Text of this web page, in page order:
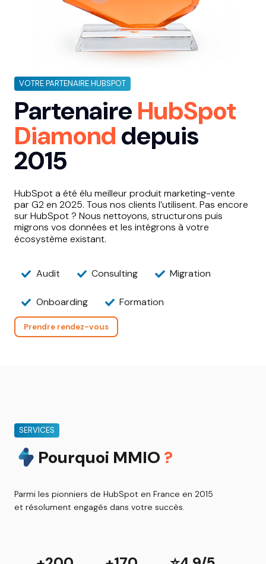
VOTRE PARTENAIRE HUBSPOT
Partenaire HubSpot
Diamond depuis
2015
HubSpot a été élu meilleur produit marketing-vente
par G2 en 2025. Tous nos clients l’utilisent. Pas encore
sur HubSpot ? Nous nettoyons, structurons puis
migrons vos données et les intégrons à votre
écosystème existant.
Audit Consulting Migration
Onboarding Formation
Prendre rendez-vous
SERVICES
Pourquoi MMIO ?
Parmi les pionniers de HubSpot en France en 2015
et résolument engagés dans votre succès.